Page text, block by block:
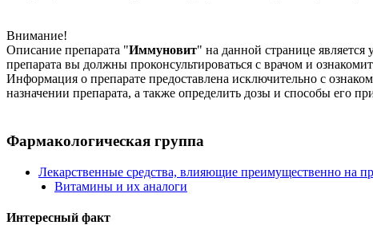
Внимание!
Описание препарата "Иммуновит" на данной странице
препарата вы должны проконсультироваться с врачом и
Информация о препарате предоставлена исключительно с
назначении препарата, а также определить дозы и способы его
Фармакологическая группа
Лекарственные средства, влияющие преимущественно на
Витамины и их аналоги
Интересный факт